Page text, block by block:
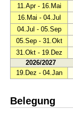
11.Apr - 16.Mai
16.Mai - 04.Jul
04.Jul - 05.Sep
05.Sep - 31.Okt
31.Okt - 19.Dez
2026/2027
19.Dez - 04.Jan
Belegung